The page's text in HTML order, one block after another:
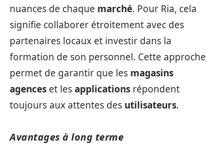
nuances de chaque marché. Pour Ria, cela
signifie collaborer étroitement avec des
partenaires locaux et investir dans la
formation de son personnel. Cette approche
permet de garantir que les magasins
agences et lesapplications répondent
toujours aux attentes des utilisateurs.
Avantages à long terme